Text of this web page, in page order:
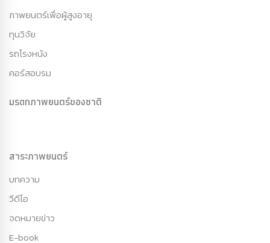
ภาพยนตร์เพื่อผู้สูงอายุ
ทุนวิจัย
รถโรงหนัง
คอร์สอบรม
มรดกภาพยนตร์ของชาติ
สาระภาพยนตร์
บทความ
วีดีโอ
จดหมายข่าว
E-book